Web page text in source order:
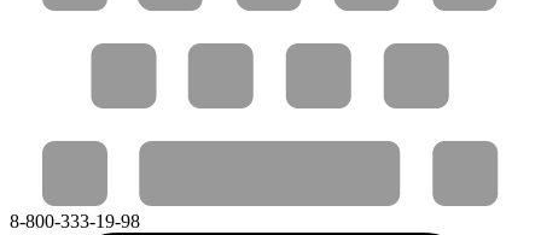
8-800-333-19-98